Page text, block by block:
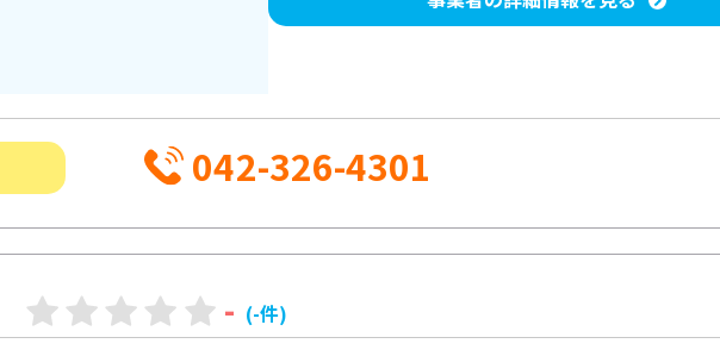
042-326-4301
- (-件)